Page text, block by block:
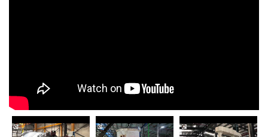
MÁY KHUẤY SƠN NÂNG KHÍ VÀ CÁCH
Tổng hợp lỗi thường gặp khi vận hành